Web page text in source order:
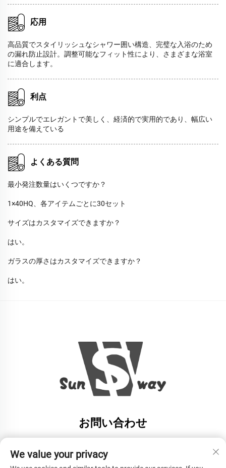
応用
高品質でスタイリッシュなシャワー囲い構造、完璧な入浴のため
の漏れ防止設計。調整可能なフィット性により、さまざまな浴室
に適合します。
利点
シンプルでエレガントで美しく、経済的で実用的であり、幅広い
用途を備えている
よくある質問
最小発注数量はいくつですか？
1×40HQ、各アイテムごとに30セット
サイズはカスタマイズできますか？
はい。
ガラスの厚さはカスタマイズできますか？
はい。
お問い合わせ
電話番号： +86-13606543282
We value your privacy